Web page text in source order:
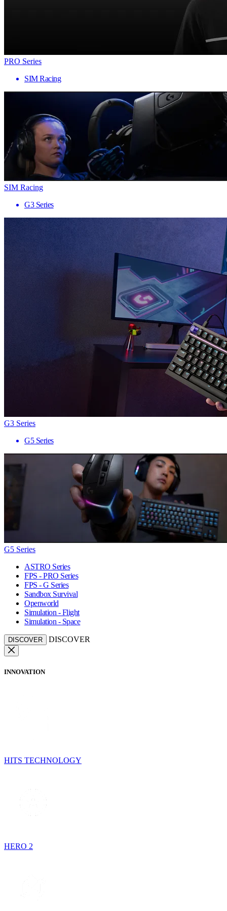
PRO Series
SIM Racing
SIM Racing
G3 Series
G3 Series
G5 Series
G5 Series
ASTRO Series
FPS - PRO Series
FPS - G Series
Sandbox Survival
Openworld
Simulation - Flight
Simulation - Space
DISCOVER DISCOVER
INNOVATION
HITS TECHNOLOGY
HERO 2